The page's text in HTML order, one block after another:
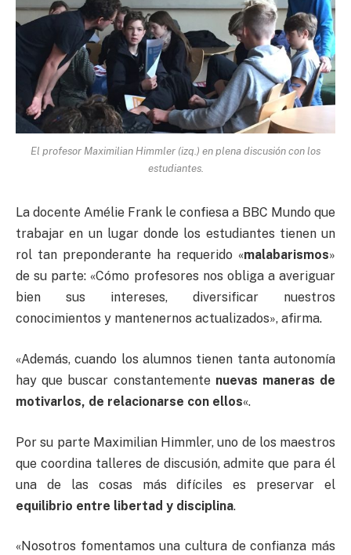
El profesor Maximilian Himmler (izq.) en plena discusión con los
estudiantes.
La docente Amélie Frank le confiesa a BBC Mundo que
trabajar en un lugar donde los estudiantes tienen un
rol tan preponderante ha requerido «malabarismos»
de su parte: «Cómo profesores nos obliga a averiguar
bien sus intereses, diversificar nuestros
conocimientos y mantenernos actualizados», afirma.
«Además, cuando los alumnos tienen tanta autonomía
hay que buscar constantemente nuevas maneras de
motivarlos, de relacionarse con ellos«.
Por su parte Maximilian Himmler, uno de los maestros
que coordina talleres de discusión, admite que para él
una de las cosas más difíciles es preservar el
equilibrio entre libertad y disciplina.
«Nosotros fomentamos una cultura de confianza más